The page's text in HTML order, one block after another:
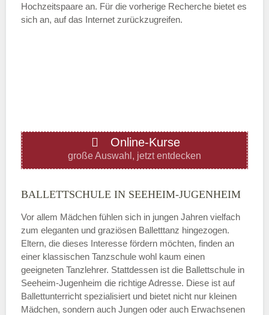
ÖFFNUNGSZEITEN HINZUFÜGEN
Donnerstag
—
ÖFFNUNGSZEITEN HINZUFÜGEN
Freitag
—
Hochzeitspaare an. Für die vorherige Recherche bietet es
sich an, auf das Internet zurückzugreifen.
Online-Kurse
große Auswahl, jetzt entdecken
BALLETTSCHULE IN SEEHEIM-JUGENHEIM
Vor allem Mädchen fühlen sich in jungen Jahren vielfach
zum eleganten und graziösen Balletttanz hingezogen.
Eltern, die dieses Interesse fördern möchten, finden an
einer klassischen Tanzschule wohl kaum einen
geeigneten Tanzlehrer. Stattdessen ist die Ballettschule in
Seeheim-Jugenheim die richtige Adresse. Diese ist auf
Ballettunterricht spezialisiert und bietet nicht nur kleinen
Mädchen, sondern auch Jungen oder auch Erwachsenen